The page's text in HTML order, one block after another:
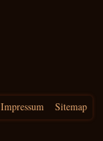
Impressum
Sitemap